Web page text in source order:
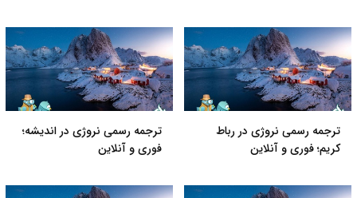
ترجمه رسمی نروژی در رباط
کریم؛ فوری و آنلاین
ترجمه رسمی نروژی در اندیشه؛
فوری و آنلاین